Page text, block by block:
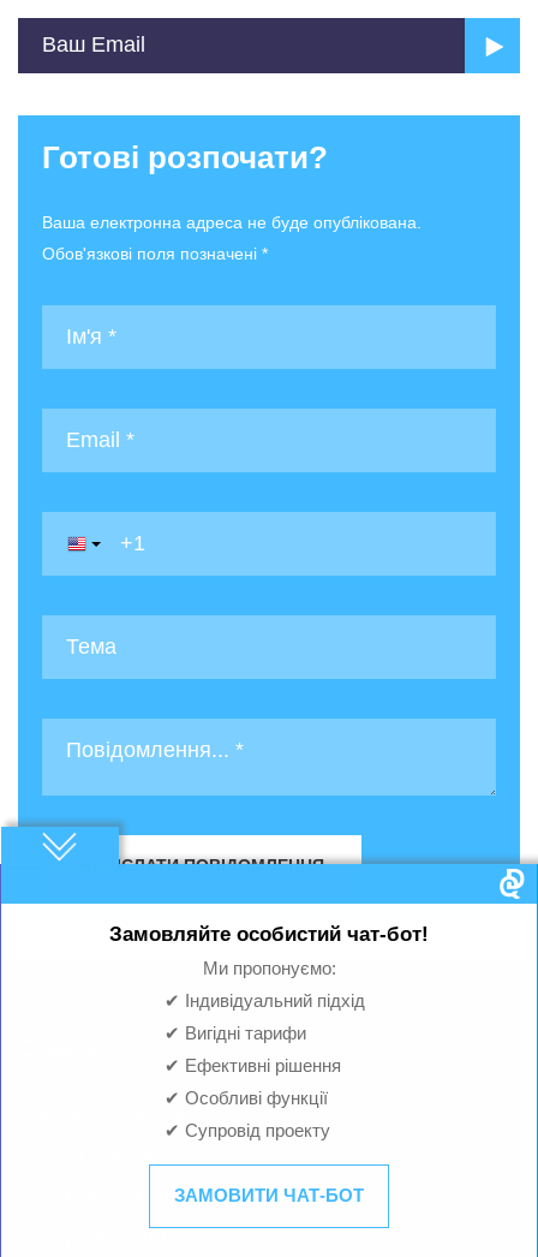
Замовляйте особистий чат-бот!
Ми пропонуємо:
✔ Індивідуальний підхід
✔ Вигідні тарифи
✔ Ефективні рішення
✔ Особливі функції
✔ Супровід проекту
ЗАМОВИТИ ЧАТ-БОТ
Готові розпочати?
Ваша електронна адреса не буде опублікована.
Обов'язкові поля позначені *
НАДІСЛАТИ ПОВІДОМЛЕННЯ
Автономна навігація
Генерація даних